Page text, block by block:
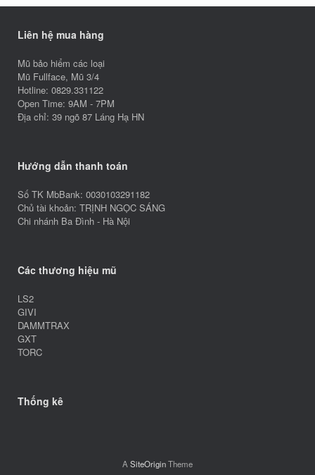
Liên hệ mua hàng
Mũ bảo hiểm các loại
Mũ Fullface, Mũ 3/4
Hotline: 0829.331122
Open Time: 9AM - 7PM
Địa chỉ: 39 ngõ 87 Láng Hạ HN
Hướng dẫn thanh toán
Số TK MbBank: 0030103291182
Chủ tài khoản: TRỊNH NGỌC SÁNG
Chi nhánh Ba Đình - Hà Nội
Các thương hiệu mũ
LS2
GIVI
DAMMTRAX
GXT
TORC
Thống kê
ASiteOriginTheme